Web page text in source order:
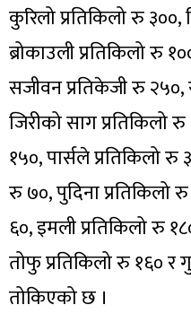
कुरिलो प्रतिकिलो रु ३००,
ब्रोकाउली प्रतिकिलो रु
सजीवन प्रतिकेजी रु २५०,
जिरीको साग प्रतिकिलो
१५०, पार्सले प्रतिकिलो
रु ७०, पुदिना प्रतिकिलो
६०, इमली प्रतिकिलो रु
तोफु प्रतिकिलो रु १६० र
तोकिएको छ ।